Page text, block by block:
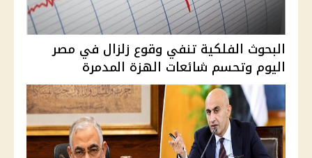
البحوث الفلكية تنفي وقوع زلزال في مصر
اليوم وتحسم شائعات الهزة المدمرة